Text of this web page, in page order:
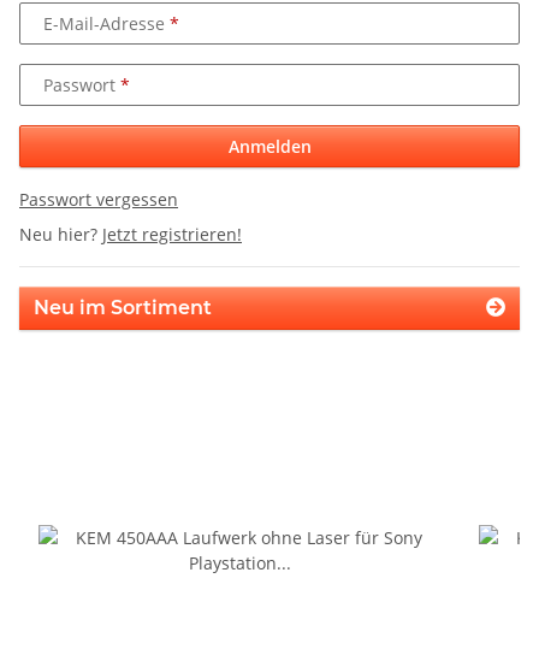
E-Mail-Adresse
Passwort
Anmelden
Passwort vergessen
Neu hier? Jetzt registrieren!
Neu im Sortiment